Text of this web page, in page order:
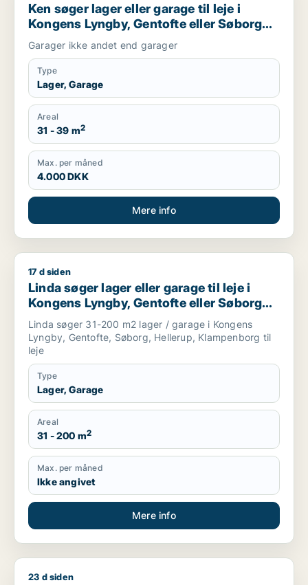
Ken søger lager eller garage til leje i
Kongens Lyngby, Gentofte eller Søborg
m.fl.
Garager ikke andet end garager
Type
Lager, Garage
Areal
31 - 39 m2
Max. per måned
4.000 DKK
Mere info
Linda søger lager eller garage til leje i Kongens Lyngby,
17 d siden
Linda søger lager eller garage til leje i
Kongens Lyngby, Gentofte eller Søborg
m.fl.
Linda søger 31-200 m2 lager / garage i Kongens
Lyngby, Gentofte, Søborg, Hellerup, Klampenborg til
leje
Type
Lager, Garage
Areal
31 - 200 m2
Max. per måned
Ikke angivet
Mere info
Mohammad søger lager eller garage til leje i Storkøbenhavn
23 d siden